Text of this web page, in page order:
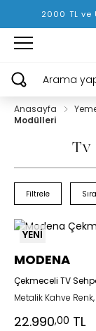
2000 TL ve
Arama
Anasayfa
Modülleri
Tv
Filtrele
YENİ
MODENA
Çekmeceli TV
Metalik Kahve
22.990,00 TL